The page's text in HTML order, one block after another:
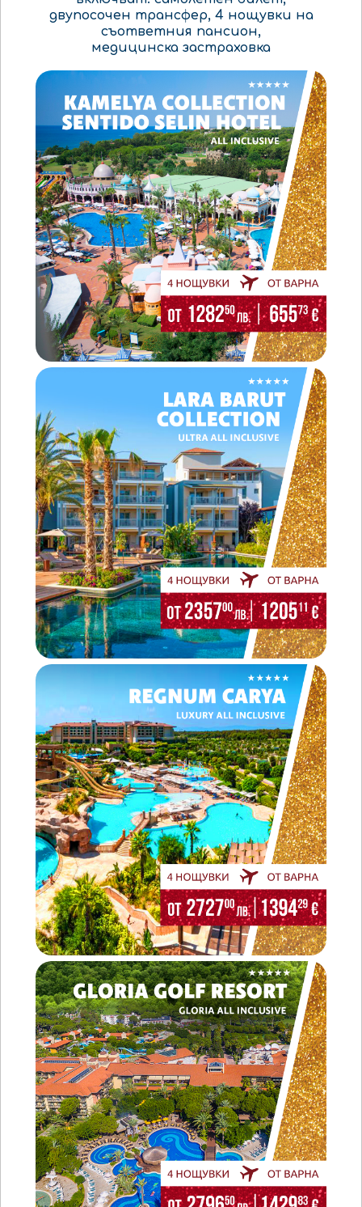
двупосочен трансфер, 4 нощувки на
съответния пансион,
медицинска застраховка